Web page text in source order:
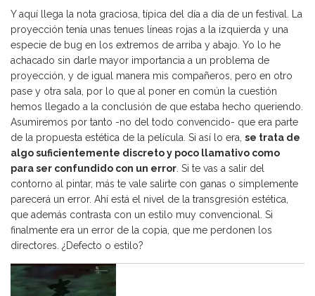
Y aquí llega la nota graciosa, típica del día a día de un festival. La
proyección tenía unas tenues líneas rojas a la izquierda y una
especie de bug en los extremos de arriba y abajo. Yo lo he
achacado sin darle mayor importancia a un problema de
proyección, y de igual manera mis compañeros, pero en otro
pase y otra sala, por lo que al poner en común la cuestión
hemos llegado a la conclusión de que estaba hecho queriendo.
Asumiremos por tanto -no del todo convencido- que era parte
de la propuesta estética de la película. Si así lo era, se trata de
algo suficientemente discreto y poco llamativo como
para ser confundido con un error. Si te vas a salir del
contorno al pintar, más te vale salirte con ganas o simplemente
parecerá un error. Ahí está el nivel de la transgresión estética,
que además contrasta con un estilo muy convencional. Si
finalmente era un error de la copia, que me perdonen los
directores. ¿Defecto o estilo?